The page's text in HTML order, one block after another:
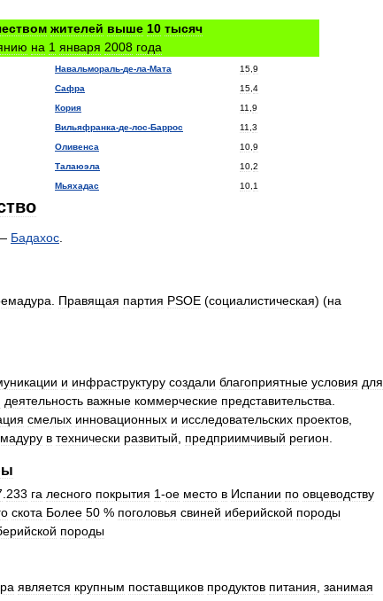
жителей выше 10 тысяч
на 1 января 2008 года
Навальмораль-де-ла-Мата 15 9
Сафра 15 4
Кория 11 9
Вильяфранка-де-лос-Баррос 11 3
Оливенса 10 9
Талаюэла 10 2
Мьяхадас 10 1
Бадахос
Правящая партия PSOE (социалистическая) (на
и инфраструктуру создали благоприятные условия для
деятельность важные коммерческие представительства
смелых инновационных и исследовательских проектов
в технически развитый предприимчивый регион
233 га лесного покрытия 1-ое место в Испании по овцеводству
скота Более 50 % поголовья свиней иберийской породы
породы
является крупным поставщиков продуктов питания занимая